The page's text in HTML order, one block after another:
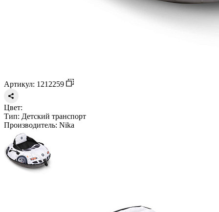
Артикул: 1212259
Цвет:
Тип: Детский транспорт
Производитель: Nika